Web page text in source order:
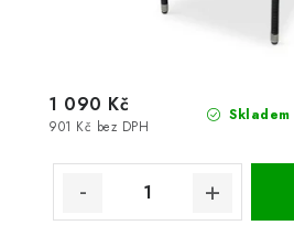
Skladem
901 Kč bez DPH
1 090 Kč